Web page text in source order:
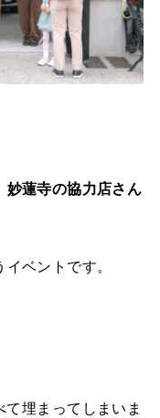
妙蓮寺の協力店さん
イベントです。
埋まってしまいま